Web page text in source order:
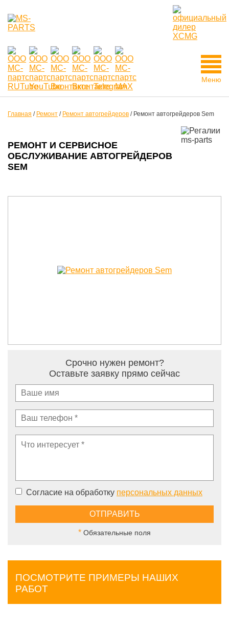
Меню
Главная / Ремонт / Ремонт автогрейдеров / Ремонт автогрейдеров Sem
РЕМОНТ И СЕРВИСНОЕ
ОБСЛУЖИВАНИЕ АВТОГРЕЙДЕРОВ
SEM
Срочно нужен ремонт?
Оставьте заявку прямо сейчас
Согласие на обработку персональных данных
* Обязательные поля
ПОСМОТРИТЕ ПРИМЕРЫ НАШИХ
РАБОТ